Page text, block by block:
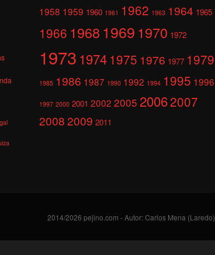
1958 1959 1960 1961 1962 1963 1964 1965
1966 1968 1969 1970 1972
1973 1974 1975 1976 1977 1979
1985 1986 1987 1990 1992 1994 1995 1996
1997 2000 2001 2002 2005 20062007
20082009 2011
2014/2026 pejino.com - Autor: Carlos Mena (Laredo)